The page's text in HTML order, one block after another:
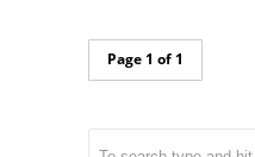
Page 1 of 1